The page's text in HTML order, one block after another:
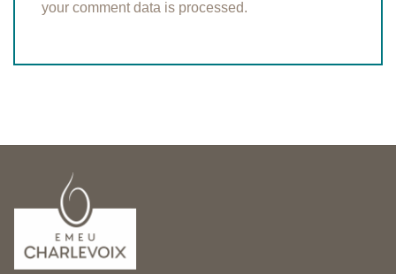
your comment data is processed.